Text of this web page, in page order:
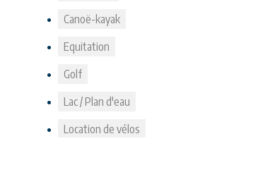
Canoë-kayak
Equitation
Golf
Lac / Plan d'eau
Location de vélos